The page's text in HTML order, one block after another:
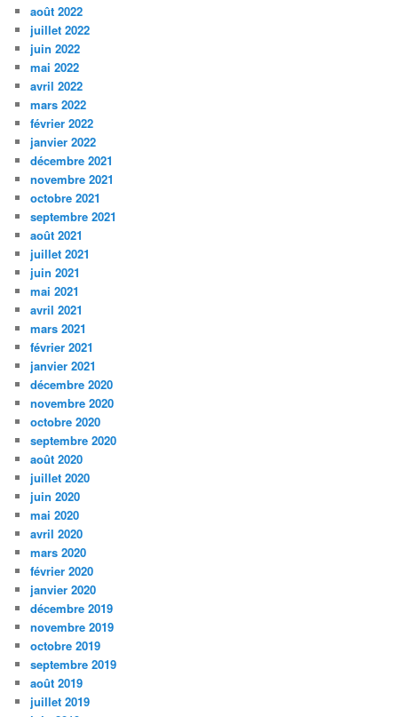
août 2022
juillet 2022
juin 2022
mai 2022
avril 2022
mars 2022
février 2022
janvier 2022
décembre 2021
novembre 2021
octobre 2021
septembre 2021
août 2021
juillet 2021
juin 2021
mai 2021
avril 2021
mars 2021
février 2021
janvier 2021
décembre 2020
novembre 2020
octobre 2020
septembre 2020
août 2020
juillet 2020
juin 2020
mai 2020
avril 2020
mars 2020
février 2020
janvier 2020
décembre 2019
novembre 2019
octobre 2019
septembre 2019
août 2019
juillet 2019